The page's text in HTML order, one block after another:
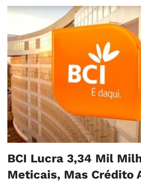
BCI Lucra 3,34 Mil
Meticais, Mas Crédito